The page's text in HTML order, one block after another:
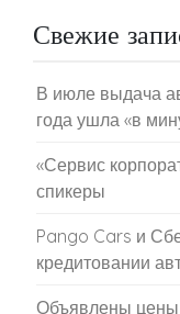
Свежие
В июле выдача
года ушла «в
«Сервис
спикеры
Pango Cars и
кредитовании
Объявлены цены